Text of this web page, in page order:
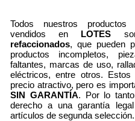
Todos nuestros productos
vendidos en LOTES
refaccionados, que pueden
productos incompletos,
faltantes, marcas de uso,
eléctricos, entre otros.
precio atractivo, pero es
SIN GARANTÍA. Por lo
derecho a una garantía
artículos de segunda selección.